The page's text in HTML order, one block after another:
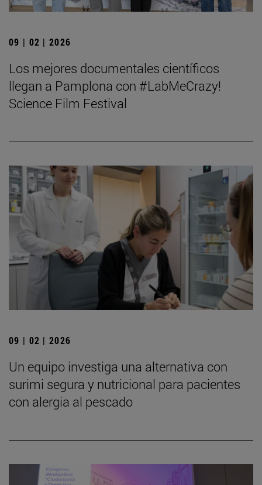
09 | 02 | 2026
Los mejores documentales científicos
llegan a Pamplona con #LabMeCrazy!
Science Film Festival
09 | 02 | 2026
Un equipo investiga una alternativa con
surimi segura y nutricional para pacientes
con alergia al pescado